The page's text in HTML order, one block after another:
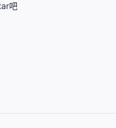
吧